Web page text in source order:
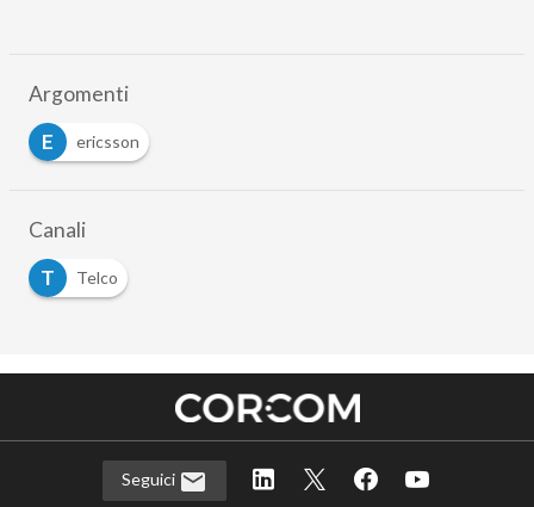
Argomenti
E
ericsson
Canali
T
Telco
Seguici